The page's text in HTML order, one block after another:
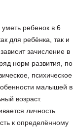
числового порядка. Распечатайте малышу картинку с его любимым персонажем, увидеть которого можно только соединив все цифры по порядку ручкой или карандашом. Нет простым ответам! Это упражнение учит ребёнка строить сложные предложения и вести дискуссию. Предупредите ребёнка, что будете задавать ему вопросы, но отвечать: «да», «нет», «не знаю» нельзя. К примеру: «тебе нравятся мультики? », «ты хочешь в школу? » и т. д. Память. Память шестилетнего ребёнка развита на довольно высоком уровне. Он с лёгкостью запоминает тексты любимых песен, реплики персонажей из любимых сказок и с жадностью впитывает всё то, что вызывает у него какой- либо интерес или симпатию. Из- за того, что любая информация «фильтруется» личным отношением и предпочтениями, возникают первые трудности с пониманием и запоминанием неинтересных школьных предметов. Важно! Многие родители совершают на этом этапе большую ошибку, заставляя ребёнка «зазубривать» информацию, не поддавая её анализу. Эта привычка может пойти с ним и дальше, что приведёт к полной потере мотивации учиться чему- то новому. Интерес к предмету и способность анализировать и запоминать, а не только воспроизводить, должны развивать родители, совместно с учителями, привязывая к предмету эмоции. Обычно к 7- 8 годам этот навык развивается окончательно. Речь. К 6 годам ребёнок должен уметь: произносить и использовать в своём лексиконе слова, состоящие из трёх и более слогов; оперировать сложными предложениями; употреблять в речи простые и сложные предлоги; образовывать сравнител ьные степени от прилагательных; использовать в активном словарном запасе антонимы, синонимы, родовые понятия; пересказывать услышанные сказки; придумывать собственные истории; понимать и использовать логико- грамматические конструкции. Мелкая моторика. В 6 лет дошкольник должен легко справляться со следующими задачами: рисовать карандашом, фломастером, мелком; двигать ладонями в соответствии с ритмом обучающего стишка «ладушки- ладушки», «сорока- ворона» или считать, загибая пальчики; играть с пазлом или конструктором; лепить из пластилина или кинетического песка; рисовать пальцем по крупе или песку, отделять один вид крупы от другого, или как альтернатива – перебирать пуговки по размерам; зашнуровывать, завязывать и развязывать ботинки самостоятельно; играть с пальчиковыми куклами. Психологическое состояние. В 6 лет ребёнок уже чётко осознаёт собственное «я», умеет анализировать и отдавать себе отчёт в собственных действиях, ставить цели, а также чётко объяснять свои чувства. Формируются такие качества, как любознательность, сострадание, проявление заботы, самоуважение. Самооценка строится исходя из анализа внешней оценки как взрослых, так и сверстников, и имеет тенденцию расти. В общении со сверстниками начинает просматриваться склонность к экстраверсии( предпочитает провод